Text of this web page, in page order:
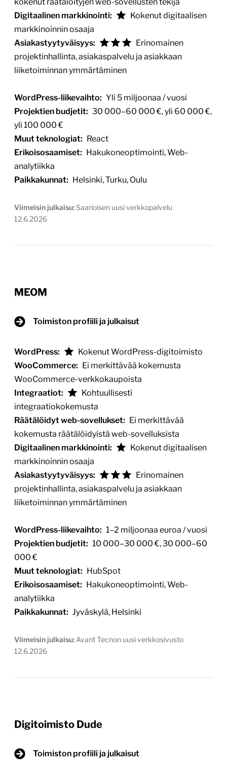
Digitaalinen markkinointi:
Kokenut digitaalisen
markkinoinnin osaaja
Asiakastyytyväisyys:
Erinomainen
projektinhallinta, asiakaspalvelu ja asiakkaan
liiketoiminnan ymmärtäminen
WordPress-liikevaihto: Yli 5 miljoonaa / vuosi
Projektien budjetit: 30 000–60 000 €, yli 60 000 €,
yli 100 000 €
Muut teknologiat: React
Erikoisosaamiset: Hakukoneoptimointi, Web-
analytiikka
Paikkakunnat: Helsinki, Turku, Oulu
Viimeisin julkaisu: Saarioisen uusi verkkopalvelu
12.6.2026
MEOM
Toimiston profiili ja julkaisut
WordPress:
Kokenut WordPress-digitoimisto
WooCommerce: Ei merkittävää kokemusta
WooCommerce-verkkokaupoista
Integraatiot:
Kohtuullisesti
integraatiokokemusta
Räätälöidyt web-sovellukset: Ei merkittävää
kokemusta räätälöidyistä web-sovelluksista
Digitaalinen markkinointi:
Kokenut digitaalisen
markkinoinnin osaaja
Asiakastyytyväisyys:
Erinomainen
projektinhallinta, asiakaspalvelu ja asiakkaan
liiketoiminnan ymmärtäminen
WordPress-liikevaihto: 1–2 miljoonaa euroa / vuosi
Projektien budjetit: 10 000–30 000 €, 30 000–60
000 €
Muut teknologiat: HubSpot
Erikoisosaamiset: Hakukoneoptimointi, Web-
analytiikka
Paikkakunnat: Jyväskylä, Helsinki
Viimeisin julkaisu: Avant Tecnon uusi verkkosivusto
12.6.2026
Digitoimisto Dude
Toimiston profiili ja julkaisut